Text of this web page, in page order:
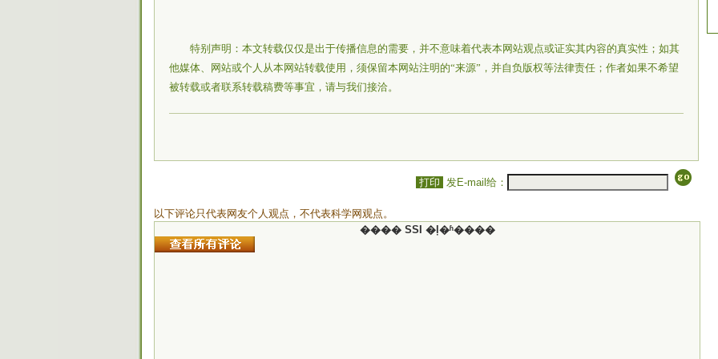
特别声明：本文转载仅仅是出于传播信息的需要，并不意味着代表本网站观点或证实其内容的真实性；如其
他媒体、网站或个人从本网站转载使用，须保留本网站注明的“来源”，并自负版权等法律责任；作者如果不希望
被转载或者联系转载稿费等事宜，请与我们接洽。
打印 发E-mail给：
以下评论只代表网友个人观点，不代表科学网观点。
���� SSI �ļ�ʱ����